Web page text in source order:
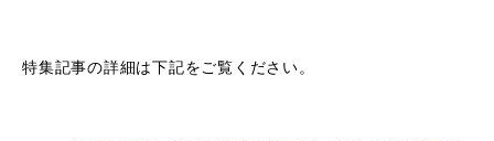
特集記事の詳細は下記をご覧ください。